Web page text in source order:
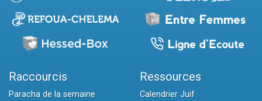
Raccourcis
Paracha de la semaine
Ressources
Calendrier Juif